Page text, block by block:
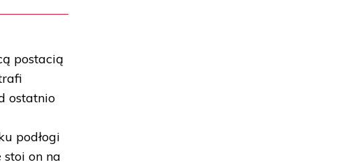
postacią
ostatnio
podłogi
on na